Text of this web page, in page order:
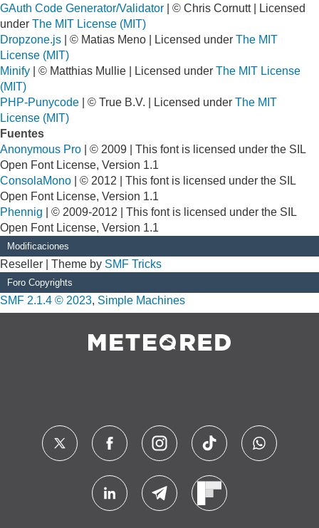
GAuth Code Generator/Validator | © Chris Cornutt | Licensed
under The MIT License (MIT)
Dropzone.js | © Matias Meno | Licensed under The MIT
License (MIT)
Minify | © Matthias Mullie | Licensed under The MIT License
(MIT)
PHP-Punycode | © True B.V. | Licensed under The MIT
License (MIT)
Fuentes
Anonymous Pro | © 2009 | This font is licensed under the SIL
Open Font License, Version 1.1
ConsolaMono | © 2012 | This font is licensed under the SIL
Open Font License, Version 1.1
Phennig | © 2009-2012 | This font is licensed under the SIL
Open Font License, Version 1.1
Modificaciones
Reseller | Theme by SMF Tricks
Foro Copyrights
SMF 2.1.4 © 2023, Simple Machines